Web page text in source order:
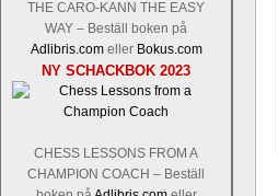
THE CARO-KANN THE EASY
WAY – Beställ boken på
Adlibris.comeller Bokus.com
NY SCHACKBOK 2023
CHESS LESSONS FROM A
CHAMPION COACH – Beställ